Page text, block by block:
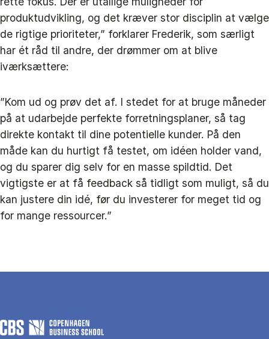
produktudvikling, og det kræver stor disciplin at vælge
de rigtige prioriteter,” forklarer Frederik, som særligt
har ét råd til andre, der drømmer om at blive
iværksættere:
”Kom ud og prøv det af. I stedet for at bruge måneder
på at udarbejde perfekte forretningsplaner, så tag
direkte kontakt til dine potentielle kunder. På den
måde kan du hurtigt få testet, om idéen holder vand,
og du sparer dig selv for en masse spildtid. Det
vigtigste er at få feedback så tidligt som muligt, så du
kan justere din idé, før du investerer for meget tid og
for mange ressourcer.”